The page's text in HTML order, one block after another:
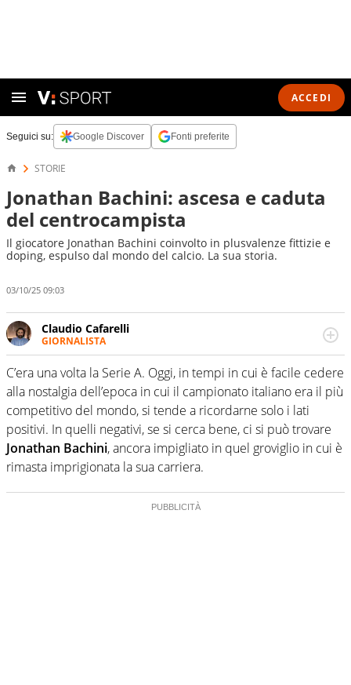
ACCEDI
Seguici su: Google Discover Fonti preferite
STORIE
Jonathan Bachini: ascesa e caduta
del centrocampista
Il giocatore Jonathan Bachini coinvolto in plusvalenze fittizie e
doping, espulso dal mondo del calcio. La sua storia.
03/10/25 09:03
Claudio Cafarelli
GIORNALISTA
Classe 1985: SEO, copywriter e content manager. Laurea
in Economia, giornalista pubblicista.
C’era una volta la Serie A. Oggi, in tempi in cui è facile cedere
alla nostalgia dell’epoca in cui il campionato italiano era il più
competitivo del mondo, si tende a ricordarne solo i lati
positivi. In quelli negativi, se si cerca bene, ci si può trovare
Jonathan Bachini, ancora impigliato in quel groviglio in cui è
rimasta imprigionata la sua carriera.